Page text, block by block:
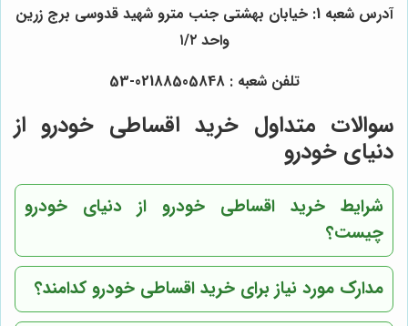
آدرس شعبه 1: خیابان بهشتی جنب مترو شهید قدوسی برج زرین
واحد ۱/۲
تلفن شعبه : 02188505848-53
سوالات متداول خرید اقساطی خودرو از
دنیای خودرو
شرایط خرید اقساطی خودرو از دنیای خودرو
چیست؟
مدارک مورد نیاز برای خرید اقساطی خودرو کدامند؟